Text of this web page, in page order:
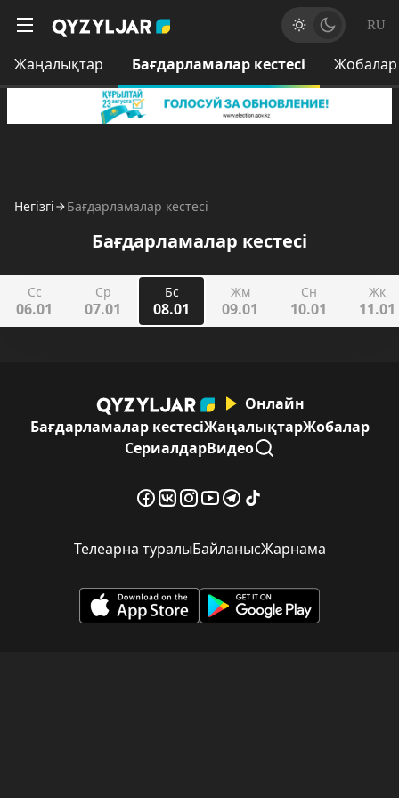
RU
Жаңалықтар Бағдарламалар кестесі Жобалар
Негізгі Бағдарламалар кестесі
Бағдарламалар кестесі
Сс
06.01
Ср
07.01
Бс
08.01
Жм
09.01
Сн
10.01
Жк
11.01
Онлайн
Бағдарламалар кестесіЖаңалықтарЖобалар
СериалдарВидео
Телеарна туралыБайланысЖарнама